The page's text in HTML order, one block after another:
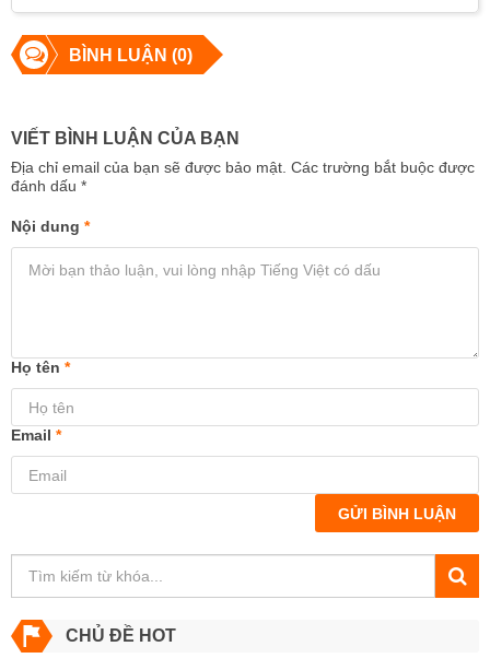
BÌNH LUẬN (0)
VIẾT BÌNH LUẬN CỦA BẠN
Địa chỉ email của bạn sẽ được bảo mật. Các trường bắt buộc được
đánh dấu *
Nội dung *
Họ tên *
Email *
GỬI BÌNH LUẬN
CHỦ ĐỀ HOT